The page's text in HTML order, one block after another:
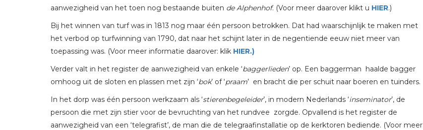
aanwezigheid van het toen nog bestaande buiten de Alphenhof. (Voor meer daarover klikt u HIER.)
Bij het winnen van turf was in 1813 nog maar één persoon betrokken. Dat had waarschijnlijk te maken met
het verbod op turfwinning van 1790, dat naar het schijnt later in de negentiende eeuw niet meer van
toepassing was. (Voor meer informatie daarover: klik HIER.)
Verder valt in het register de aanwezigheid van enkele ‘baggerlieden’ op. Een baggerman haalde bagger
omhoog uit de sloten en plassen met zijn ‘bok’ of ‘praam’ en bracht die per schuit naar boeren en tuinders.
In het dorp was één persoon werkzaam als ‘stierenbegeleider’, in modern Nederlands ‘inseminator’, de
persoon die met zijn stier voor de bevruchting van het rundvee zorgde. Opvallend is het register de
aanwezigheid van een ‘telegrafist’, de man die de telegraafinstallatie op de kerktoren bediende. (Voor meer